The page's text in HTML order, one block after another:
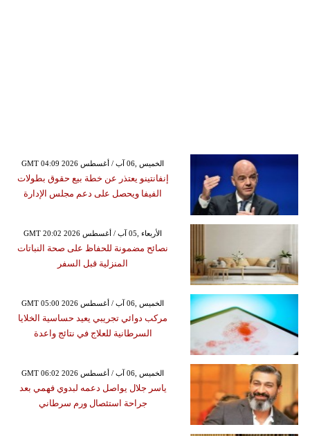
GMT 04:09 2026 الخميس ,06 آب / أغسطس
إنفانتينو يعتذر عن خطة بيع حقوق بطولات
الفيفا ويحصل على دعم مجلس الإدارة
GMT 20:02 2026 الأربعاء ,05 آب / أغسطس
نصائح مضمونة للحفاظ على صحة النباتات
المنزلية قبل السفر
GMT 05:00 2026 الخميس ,06 آب / أغسطس
مركب دوائي تجريبي يعيد حساسية الخلايا
السرطانية للعلاج في نتائج واعدة
GMT 06:02 2026 الخميس ,06 آب / أغسطس
ياسر جلال يواصل دعمه لبدوي فهمي بعد
جراحة استئصال ورم سرطاني